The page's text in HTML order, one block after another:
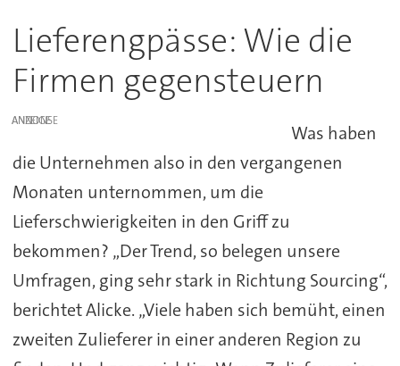
Lieferengpässe: Wie die
Firmen gegensteuern
ANZEIGE
Was haben
die Unternehmen also in den vergangenen
Monaten unternommen, um die
Lieferschwierigkeiten in den Griff zu
bekommen? „Der Trend, so belegen unsere
Umfragen, ging sehr stark in Richtung Sourcing“,
berichtet Alicke. „Viele haben sich bemüht, einen
zweiten Zulieferer in einer anderen Region zu